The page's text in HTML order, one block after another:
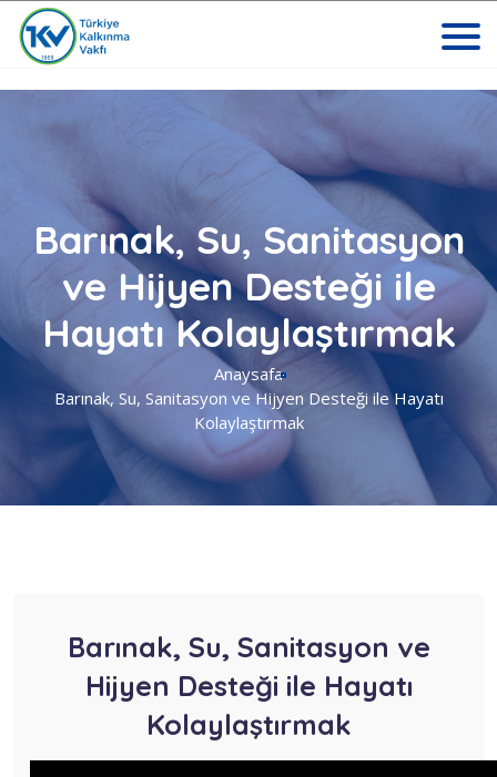
Barınak, Su, Sanitasyon
ve Hijyen Desteği ile
Hayatı Kolaylaştırmak
Anaysafa
Barınak, Su, Sanitasyon ve Hijyen Desteği ile Hayatı
Kolaylaştırmak
Barınak, Su, Sanitasyon ve
Hijyen Desteği ile Hayatı
Kolaylaştırmak